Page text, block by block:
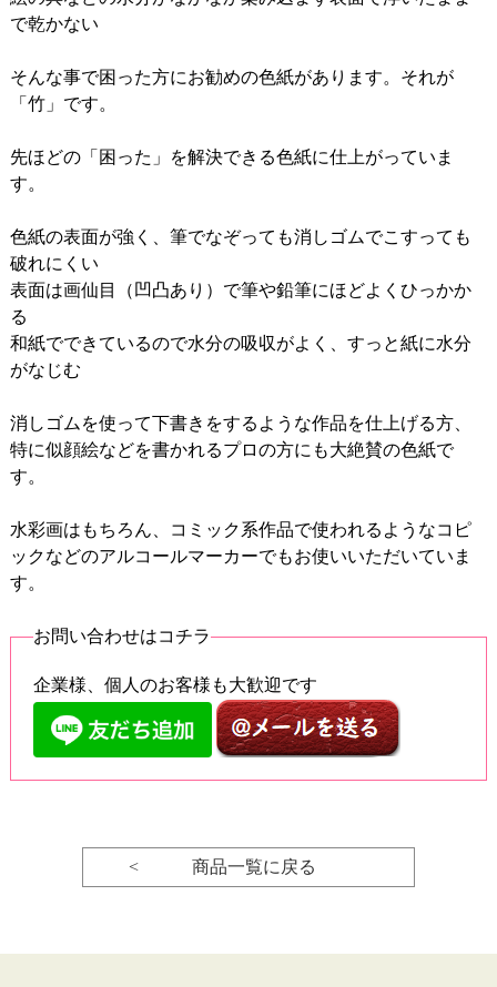
で乾かない
そんな事で困った方にお勧めの色紙があります。それが
「竹」です。
先ほどの「困った」を解決できる色紙に仕上がっていま
す。
色紙の表面が強く、筆でなぞっても消しゴムでこすっても
破れにくい
表面は画仙目（凹凸あり）で筆や鉛筆にほどよくひっかか
る
和紙でできているので水分の吸収がよく、すっと紙に水分
がなじむ
消しゴムを使って下書きをするような作品を仕上げる方、
特に似顔絵などを書かれるプロの方にも大絶賛の色紙で
す。
水彩画はもちろん、コミック系作品で使われるようなコピ
ックなどのアルコールマーカーでもお使いいただいていま
す。
お問い合わせはコチラ
企業様、個人のお客様も大歓迎です
< 商品一覧に戻る